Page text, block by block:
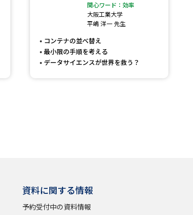
関心ワード：効率
大阪工業大学
平嶋 洋一 先生
コンテナの並べ替え
最小限の手順を考える
データサイエンスが世界を救う？
資料に関する情報
予約受付中の資料情報